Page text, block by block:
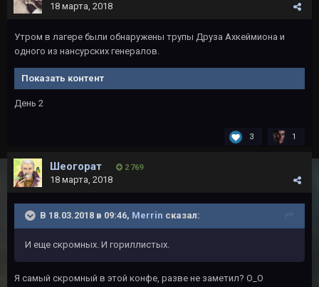
18 марта, 2018
Утром в лагере были обнаружены трупы Друза Ахкеймиона и
одного из нансурских генералов.
Показать контент
День 2
3 1
Шеогорат 2 769
18 марта, 2018
В 18.03.2018 в 09:46, Merrin сказал:
И еще скромных. И гориллистых.
Я самый скромный в этой конфе, разве не заметил? О_О